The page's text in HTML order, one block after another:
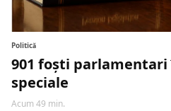
Politică
901 foști parlamentari
speciale
Acum 49 min.